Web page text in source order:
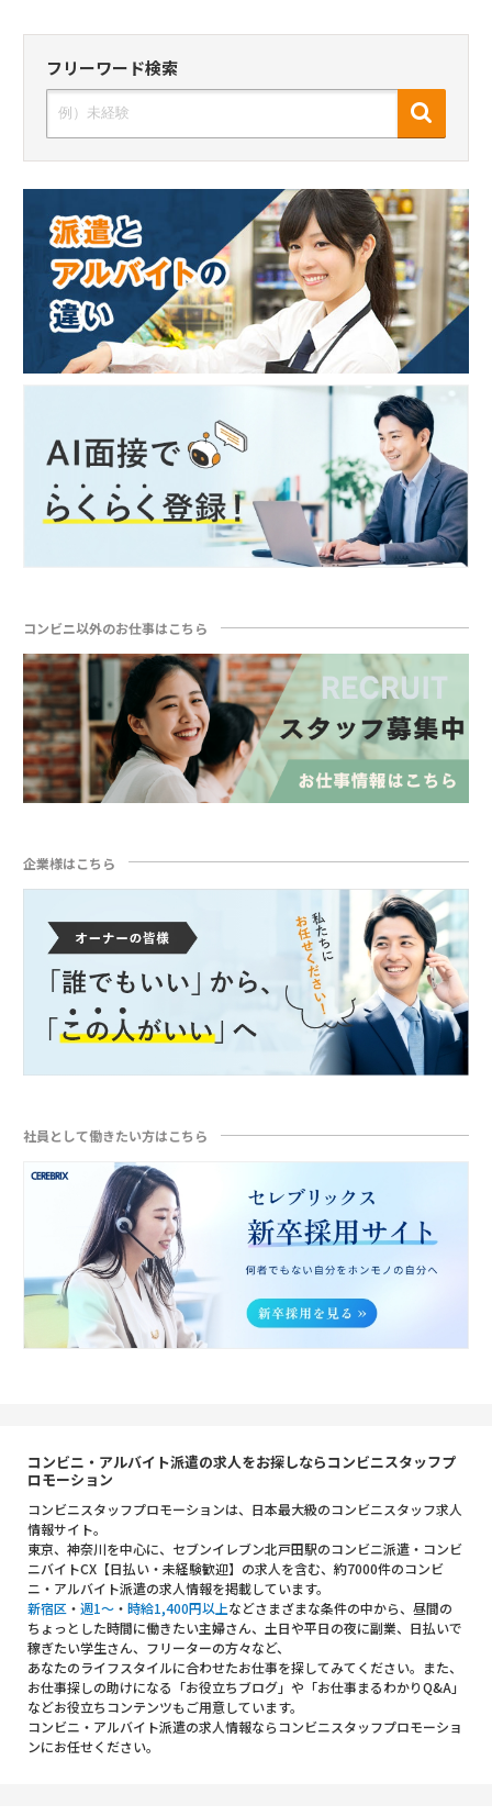
フリーワード検索
コンビニ以外のお仕事はこちら
企業様はこちら
社員として働きたい方はこちら
コンビニ・アルバイト派遣の求人をお探しならコンビニスタッフプ
ロモーション
コンビニスタッフプロモーションは、日本最大級のコンビニスタッフ求人
情報サイト。
東京、神奈川を中心に、セブンイレブン北戸田駅のコンビニ派遣・コンビ
ニバイトCX【日払い・未経験歓迎】の求人を含む、約7000件のコンビ
ニ・アルバイト派遣の求人情報を掲載しています。
新宿区 ・ 週1～ ・ 時給1,400円以上などさまざまな条件の中から、昼間の
ちょっとした時間に働きたい主婦さん、土日や平日の夜に副業、日払いで
稼ぎたい学生さん、フリーターの方々など、
あなたのライフスタイルに合わせたお仕事を探してみてください。また、
お仕事探しの助けになる「お役立ちブログ」や「お仕事まるわかりQ&A」
などお役立ちコンテンツもご用意しています。
コンビニ・アルバイト派遣の求人情報ならコンビニスタッフプロモーショ
ンにお任せください。